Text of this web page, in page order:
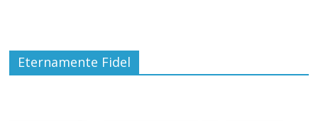
Eternamente Fidel